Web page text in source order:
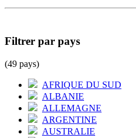
Filtrer par pays
(49 pays)
AFRIQUE DU SUD
ALBANIE
ALLEMAGNE
ARGENTINE
AUSTRALIE